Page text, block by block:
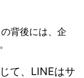
背後には、企
て、LINEはサ